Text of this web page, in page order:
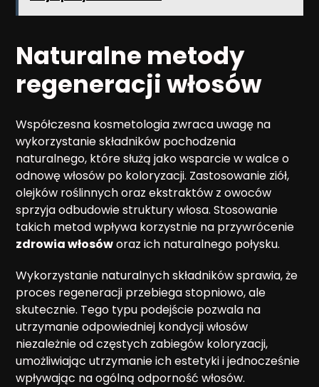
Naturalne metody
regeneracji włosów
Współczesna kosmetologia zwraca uwagę na
wykorzystanie składników pochodzenia
naturalnego, które służą jako wsparcie w walce o
odnowę włosów po koloryzacji. Zastosowanie ziół,
olejków roślinnych oraz ekstraktów z owoców
sprzyja odbudowie struktury włosa. Stosowanie
takich metod wpływa korzystnie na przywrócenie
zdrowia włosóworaz ich naturalnego połysku.
Wykorzystanie naturalnych składników sprawia, że
proces regeneracji przebiega stopniowo, ale
skutecznie. Tego typu podejście pozwala na
utrzymanie odpowiedniej kondycji włosów
niezależnie od częstych zabiegów koloryzacji,
umożliwiając utrzymanie ich estetyki i jednocześnie
wpływając na ogólną odporność włosów.